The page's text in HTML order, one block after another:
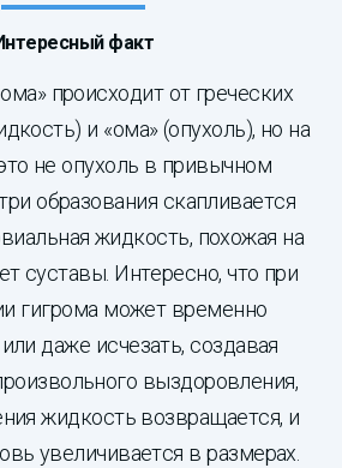
факт
происходит от греческих
и «ома» (опухоль), но на
не опухоль в привычном
образования скапливается
жидкость, похожая на
суставы. Интересно, что при
гигрома может временно
даже исчезать, создавая
выздоровления,
жидкость возвращается, и
увеличивается в размерах.